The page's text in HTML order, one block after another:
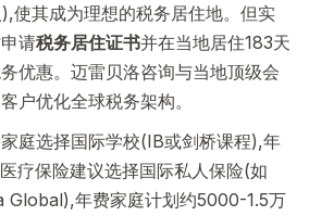
使其成为理想的税务居住地。但实
请税务居住证书并在当地居住183天
优惠。迈雷贝洛咨询与当地顶级会
户优化全球税务架构。
庭选择国际学校(IB或剑桥课程),年
疗保险建议选择国际私人保险(如
Global),年费家庭计划约5000-1.5万